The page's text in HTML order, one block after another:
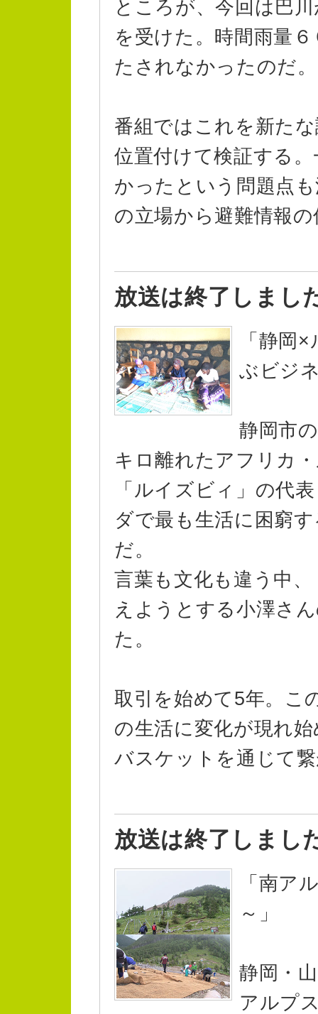
ところが、今回は巴
を受けた。時間雨量
たされなかったのだ。
番組ではこれを新た
位置付けて検証する
かったという問題点
の立場から避難情報
放送は終了しまし
「静岡
ぶビジ
静岡市
キロ離れたアフリカ
「ルイズビィ」の代
ダで最も生活に困窮
だ。
言葉も文化も違う中
えようとする小澤さ
た。
取引を始めて5年。こ
の生活に変化が現れ
バスケットを通じて
放送は終了しまし
「南ア
～」
静岡・
アルプ